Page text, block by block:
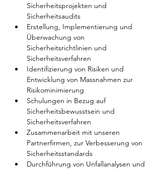
Sicherheitsprojekten und
Sicherheitsaudits
Erstellung, Implementierung und
Überwachung von
Sicherheitsrichtlinien und
Sicherheitsverfahren
Identifizierung von Risiken und
Entwicklung von Massnahmen zur
Risikominimierung
Schulungen in Bezug auf
Sicherheitsbewusstsein und
Sicherheitsverfahren
Zusammenarbeit mit unseren
Partnerfirmen, zur Verbesserung von
Sicherheitsstandards
Durchführung von Unfallanalysen und